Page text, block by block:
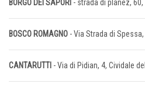
BORGO DEI SAPORI - strada di planez,
BOSCO ROMAGNO - Via Strada di
CANTARUTTI - Via di Pidian, 4, Cividale